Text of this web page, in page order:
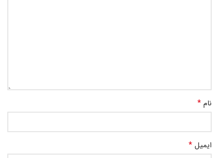
نام *
ایمیل *